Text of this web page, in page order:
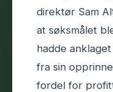
direktør Sam
at søksmålet
hadde
fra sin
fordel for